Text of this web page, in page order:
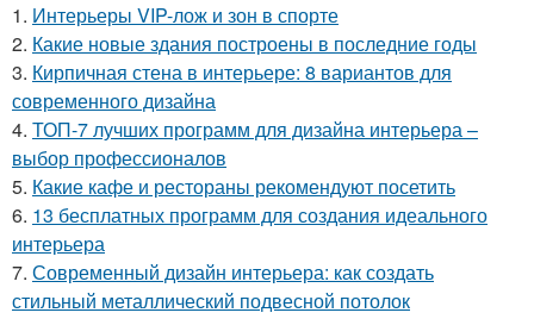
1. Интерьеры VIP-лож и зон в спорте
2. Какие новые здания построены в последние годы
3. Кирпичная стена в интерьере: 8 вариантов для
современного дизайна
4. ТОП-7 лучших программ для дизайна интерьера –
выбор профессионалов
5. Какие кафе и рестораны рекомендуют посетить
6. 13 бесплатных программ для создания идеального
интерьера
7. Современный дизайн интерьера: как создать
стильный металлический подвесной потолок